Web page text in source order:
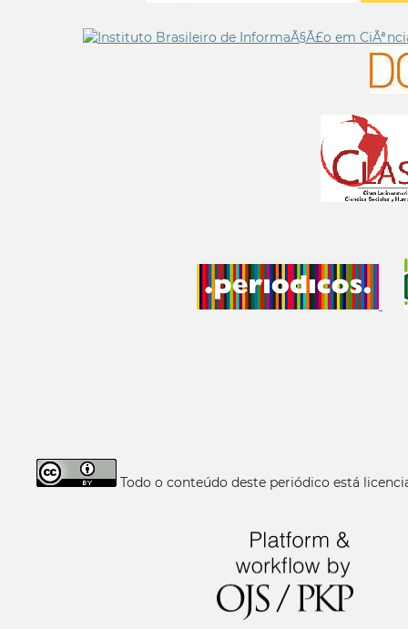
Todo o conteúdo deste periódico está